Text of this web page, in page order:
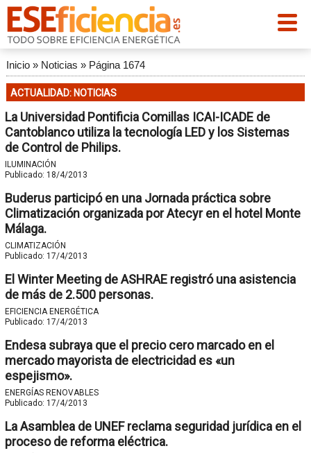
Inicio» Noticias » Página 1674
ACTUALIDAD: NOTICIAS
La Universidad Pontificia Comillas ICAI-ICADE de
Cantoblanco utiliza la tecnología LED y los Sistemas
de Control de Philips.
ILUMINACIÓN
Publicado: 18/4/2013
Buderus participó en una Jornada práctica sobre
Climatización organizada por Atecyr en el hotel Monte
Málaga.
CLIMATIZACIÓN
Publicado: 17/4/2013
El Winter Meeting de ASHRAE registró una asistencia
de más de 2.500 personas.
EFICIENCIA ENERGÉTICA
Publicado: 17/4/2013
Endesa subraya que el precio cero marcado en el
mercado mayorista de electricidad es «un
espejismo».
ENERGÍAS RENOVABLES
Publicado: 17/4/2013
La Asamblea de UNEF reclama seguridad jurídica en el
proceso de reforma eléctrica.